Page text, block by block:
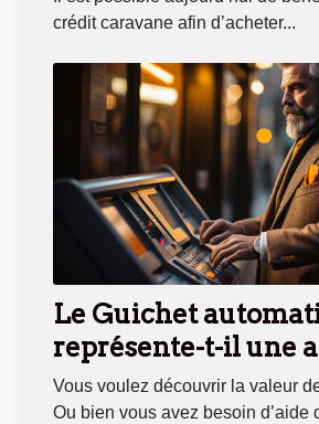
crédit caravane afin d’acheter...
Le Guichet
représente-t-il une
Vous voulez découvrir la valeur
Ou bien vous avez besoin d’aide